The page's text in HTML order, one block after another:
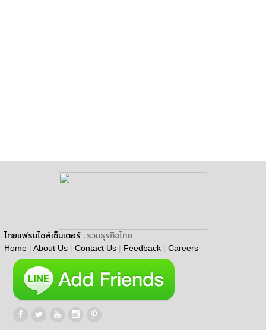
ไทยแฟรนไชส์เซ็นเตอร์ : รวมธุรกิจไทย
Home | About Us | Contact Us | Feedback | Careers